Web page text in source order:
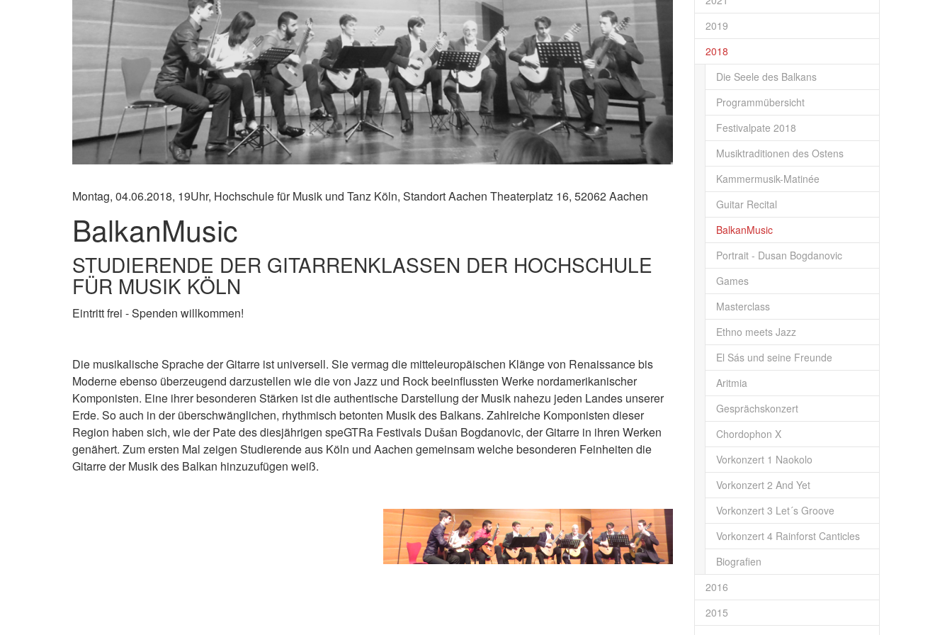
Montag, 04.06.2018, 19Uhr, Hochschule für Musik und Tanz Köln, Standort Aachen Theaterplatz 16, 52062 Aachen
BalkanMusic
STUDIERENDE DER GITARRENKLASSEN DER HOCHSCHULE
FÜR MUSIK KÖLN
Eintritt frei - Spenden willkommen!
Die musikalische Sprache der Gitarre ist universell. Sie vermag die mitteleuropäischen Klänge von Renaissance bis
Moderne ebenso überzeugend darzustellen wie die von Jazz und Rock beeinflussten Werke nordamerikanischer
Komponisten. Eine ihrer besonderen Stärken ist die authentische Darstellung der Musik nahezu jeden Landes unserer
Erde. So auch in der überschwänglichen, rhythmisch betonten Musik des Balkans. Zahlreiche Komponisten dieser
Region haben sich, wie der Pate des diesjährigen speGTRa Festivals Dušan Bogdanovic, der Gitarre in ihren Werken
genähert. Zum ersten Mal zeigen Studierende aus Köln und Aachen gemeinsam welche besonderen Feinheiten die
Gitarre der Musik des Balkan hinzuzufügen weiß.
2019
2018
Die Seele des Balkans
Programmübersicht
Festivalpate 2018
Musiktraditionen des Ostens
Kammermusik-Matinée
Guitar Recital
BalkanMusic
Portrait - Dusan Bogdanovic
Games
Masterclass
Ethno meets Jazz
El Sás und seine Freunde
Aritmia
Gesprächskonzert
Chordophon X
Vorkonzert 1 Naokolo
Vorkonzert 2 And Yet
Vorkonzert 3 Let´s Groove
Vorkonzert 4 Rainforst Canticles
Biografien
2016
2015